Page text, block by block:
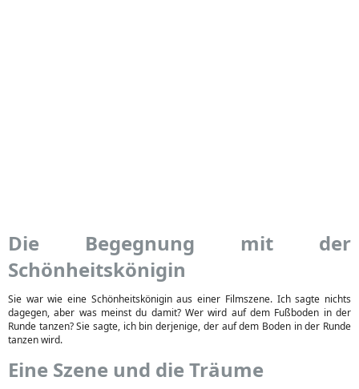
Die Begegnung mit der
Schönheitskönigin
Sie war wie eine Schönheitskönigin aus einer Filmszene. Ich sagte nichts
dagegen, aber was meinst du damit? Wer wird auf dem Fußboden in der
Runde tanzen? Sie sagte, ich bin derjenige, der auf dem Boden in der Runde
tanzen wird.
Eine Szene und die Träume